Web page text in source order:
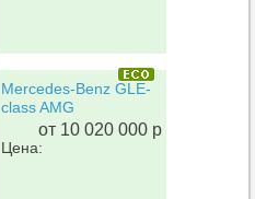
Mercedes-Benz GLE-
class AMG
от 10 020 000 р
Цена: